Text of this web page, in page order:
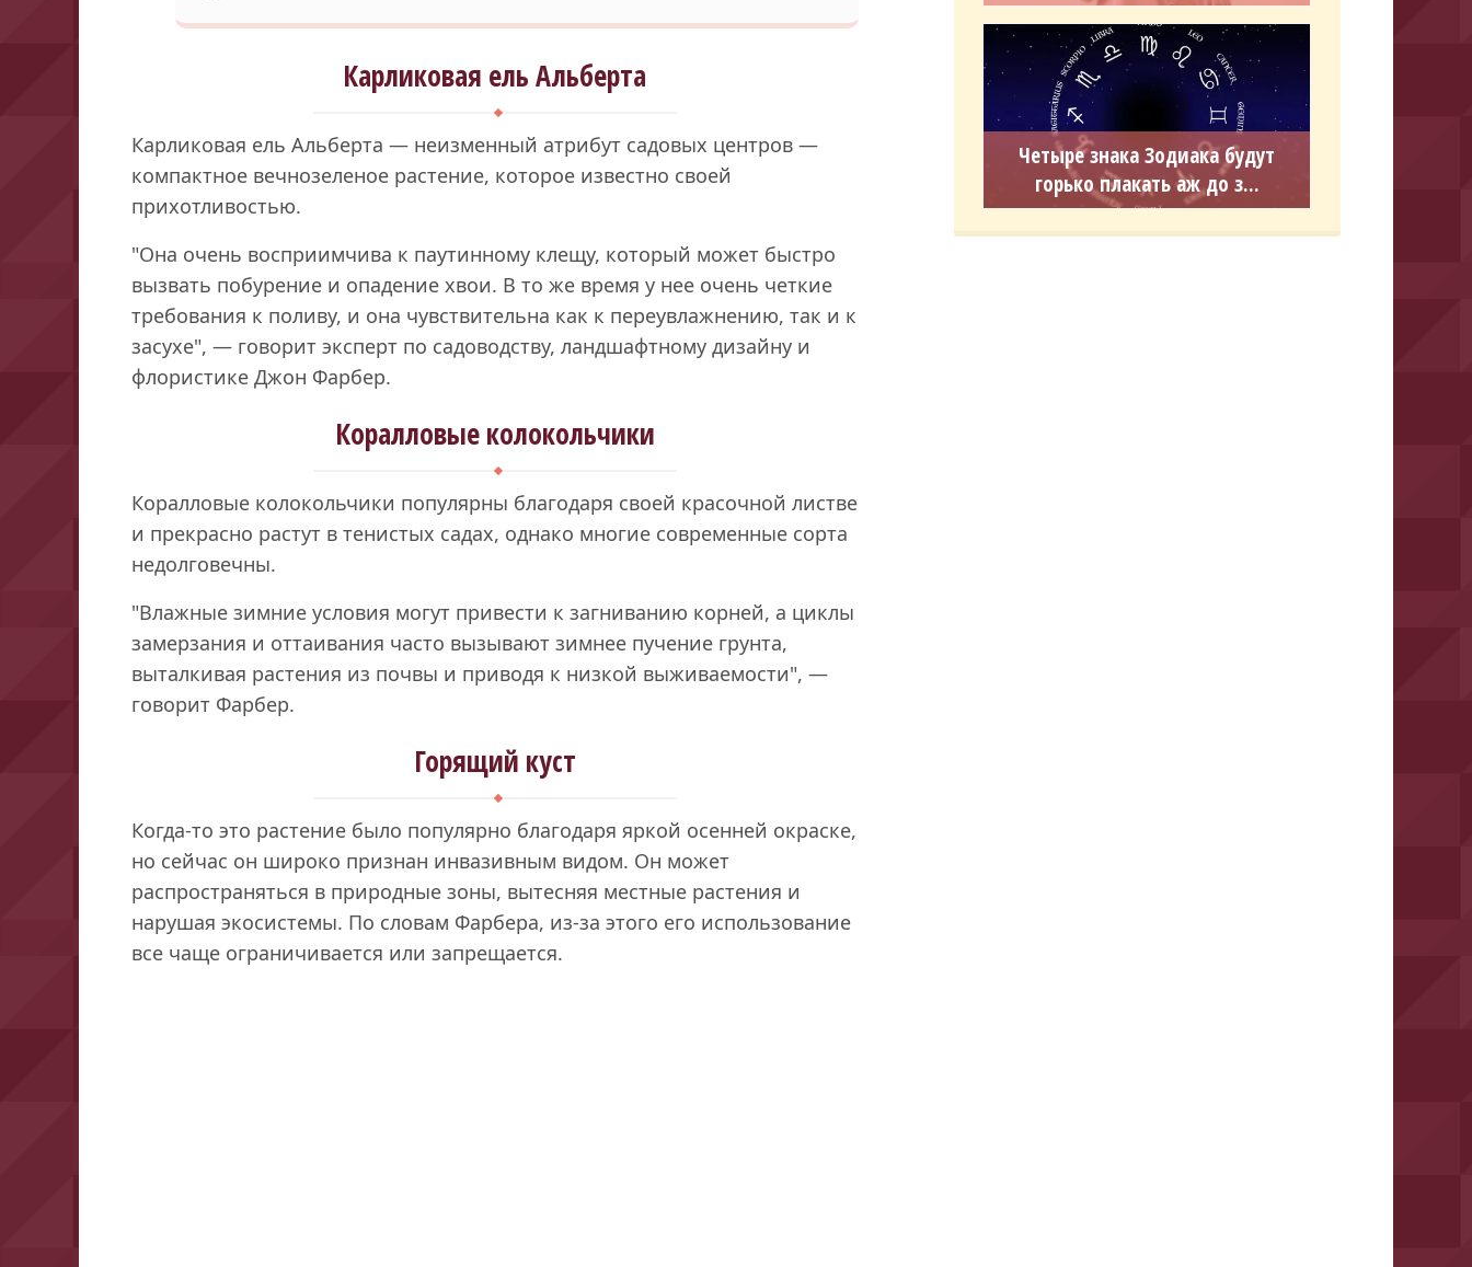
Карликовая ель Альберта
Карликовая ель Альберта — неизменный атрибут садовых центров —
компактное вечнозеленое растение, которое известно своей
прихотливостью.
"Она очень восприимчива к паутинному клещу, который может быстро
вызвать побурение и опадение хвои. В то же время у нее очень четкие
требования к поливу, и она чувствительна как к переувлажнению, так и к
засухе", — говорит эксперт по садоводству, ландшафтному дизайну и
флористике Джон Фарбер.
Коралловые колокольчики
Коралловые колокольчики популярны благодаря своей красочной листве
и прекрасно растут в тенистых садах, однако многие современные сорта
недолговечны.
"Влажные зимние условия могут привести к загниванию корней, а циклы
замерзания и оттаивания часто вызывают зимнее пучение грунта,
выталкивая растения из почвы и приводя к низкой выживаемости", —
говорит Фарбер.
Горящий куст
Когда-то это растение было популярно благодаря яркой осенней окраске,
но сейчас он широко признан инвазивным видом. Он может
распространяться в природные зоны, вытесняя местные растения и
нарушая экосистемы. По словам Фарбера, из-за этого его использование
все чаще ограничивается или запрещается.
Четыре знака Зодиака будут
горько плакать аж до з...